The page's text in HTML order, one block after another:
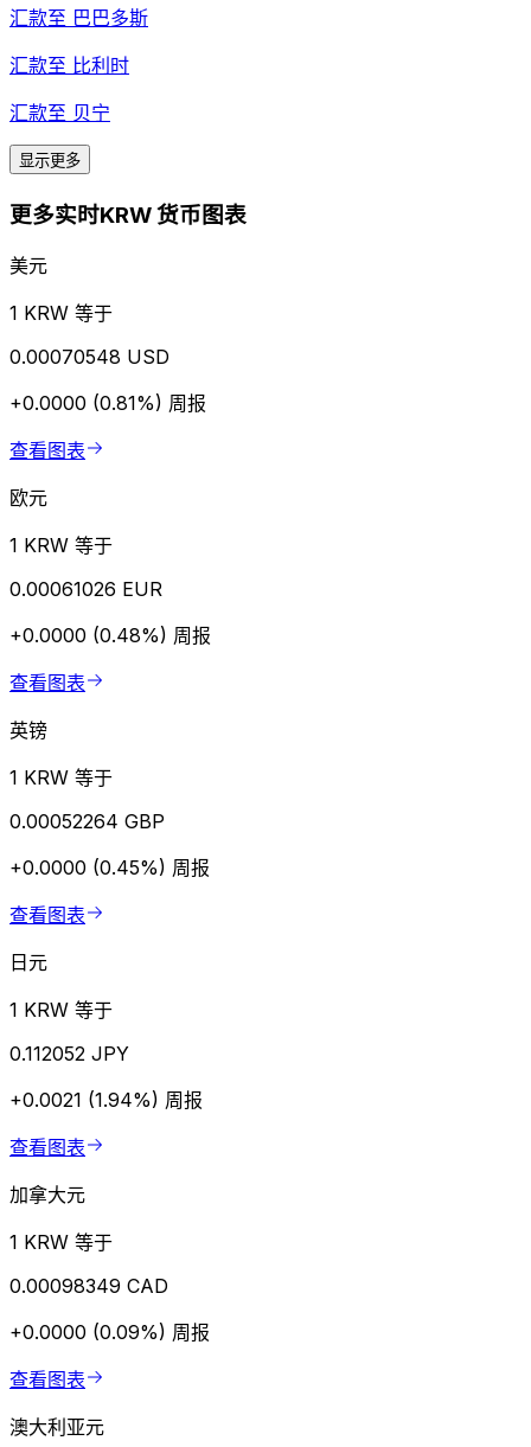
汇款至 巴巴多斯
汇款至 比利时
汇款至 贝宁
显示更多
更多实时KRW 货币图表
美元
1 KRW 等于
0.00070548 USD
+0.0000 (0.81%) 周报
查看图表
欧元
1 KRW 等于
0.00061026 EUR
+0.0000 (0.48%) 周报
查看图表
英镑
1 KRW 等于
0.00052264 GBP
+0.0000 (0.45%) 周报
查看图表
日元
1 KRW 等于
0.112052 JPY
+0.0021 (1.94%) 周报
查看图表
加拿大元
1 KRW 等于
0.00098349 CAD
+0.0000 (0.09%) 周报
查看图表
澳大利亚元